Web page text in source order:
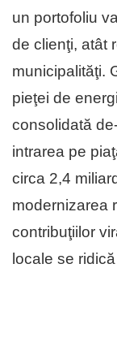
un portofoliu
de clienţi, atât
municipalităţi.
pieţei de
consolidată
intrarea pe
circa 2,4
modernizarea
contribuţiilor
locale se